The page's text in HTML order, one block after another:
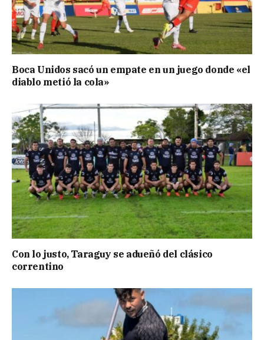
Boca Unidos sacó un empate en un juego donde «el
diablo metió la cola»
Con lo justo, Taraguy se adueñó del clásico
correntino